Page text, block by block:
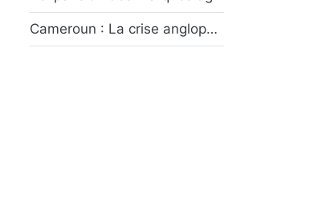
Cameroun : La crise anglophone, un conflit sans fin ?